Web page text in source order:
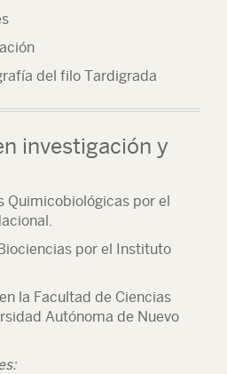
del filo Tardigrada
investigación y
Quimicobiológicas por el
por el Instituto
la Facultad de Ciencias
Autónoma de Nuevo